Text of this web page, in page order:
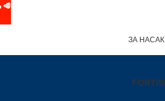
ЗА НАС